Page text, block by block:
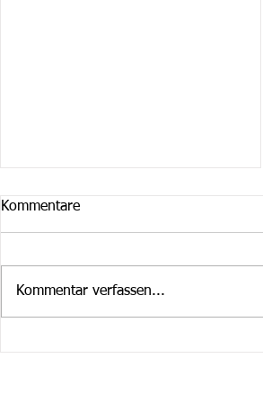
Kommentare
Kommentar verfassen...